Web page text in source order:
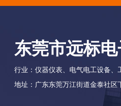
东莞市远标
行业：仪器仪表、电气电工设备、
地址：广东东莞万江街道金泰社区